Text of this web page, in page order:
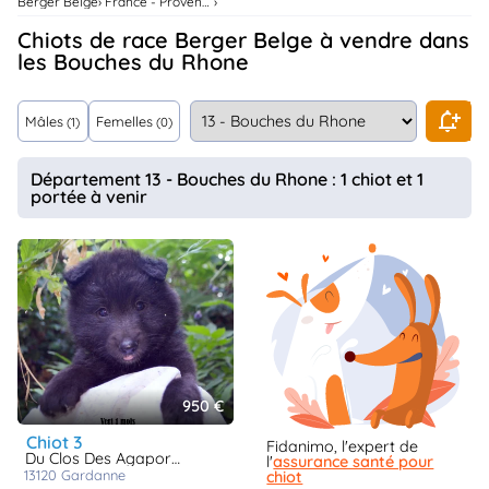
Services
..
Assurances
Connexion
Chiots de race Berger Belge à vendre dans
les Bouches du Rhone
Mâles (1) Femelles (0)
Département 13 - Bouches du Rhone : 1 chiot et 1
portée à venir
950 €
chiot 3
Du Clos Des Agapornis
13120 gardanne
Fidanimo, l'expert de
l'assurance santé pour
chiot